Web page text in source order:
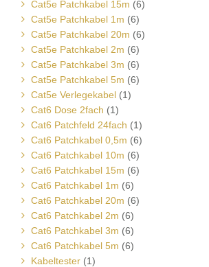
Cat5e Patchkabel 15m (6)
Cat5e Patchkabel 1m (6)
Cat5e Patchkabel 20m (6)
Cat5e Patchkabel 2m (6)
Cat5e Patchkabel 3m (6)
Cat5e Patchkabel 5m (6)
Cat5e Verlegekabel (1)
Cat6 Dose 2fach (1)
Cat6 Patchfeld 24fach (1)
Cat6 Patchkabel 0,5m (6)
Cat6 Patchkabel 10m (6)
Cat6 Patchkabel 15m (6)
Cat6 Patchkabel 1m (6)
Cat6 Patchkabel 20m (6)
Cat6 Patchkabel 2m (6)
Cat6 Patchkabel 3m (6)
Cat6 Patchkabel 5m (6)
Kabeltester (1)